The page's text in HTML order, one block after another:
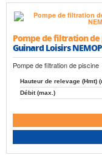
Pompe de filtration de
Guinard Loisirs
Pompe de filtration de piscine
Hauteur de relevage (Hmt)
Débit (max.)